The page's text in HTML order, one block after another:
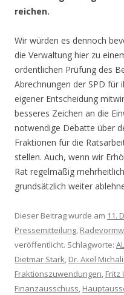
reichen.
Wir würden es dennoch
die Verwaltung hier zu
ordentlichen Prüfung des
Abrechnungen der SPD für
eigener Entscheidung
besseres Zeichen an die
notwendige Debatte über
Fraktionen für die
stellen. Auch, wenn wir
Rat regelmäßig
grundsätzlich weiter
Dieser Beitrag wurde am 11.
Pressemitteilung,
veröffentlicht. Schlagworte: AL
Dietmar Stark, Dr. Axel
Fraktionszuwendungen, Fritz
Finanzausschuss,